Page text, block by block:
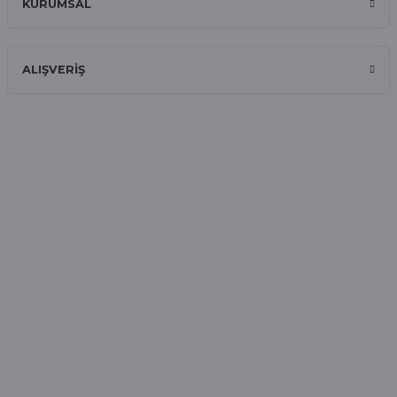
KURUMSAL
ALIŞVERİŞ